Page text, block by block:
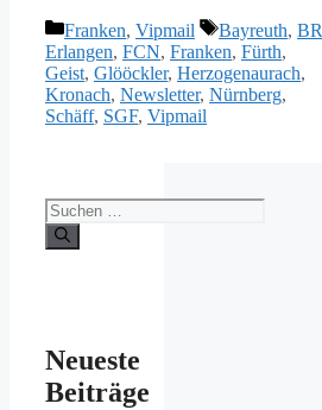
Kategorien
Franken, Vipmail Schlagwörter
Bayreuth, BR
Erlangen, FCN, Franken, Fürth,
Geist, Glööckler, Herzogenaurach,
Kronach, Newsletter, Nürnberg,
Schäff, SGF, Vipmail
Suche
nach:
Neueste
Beiträge